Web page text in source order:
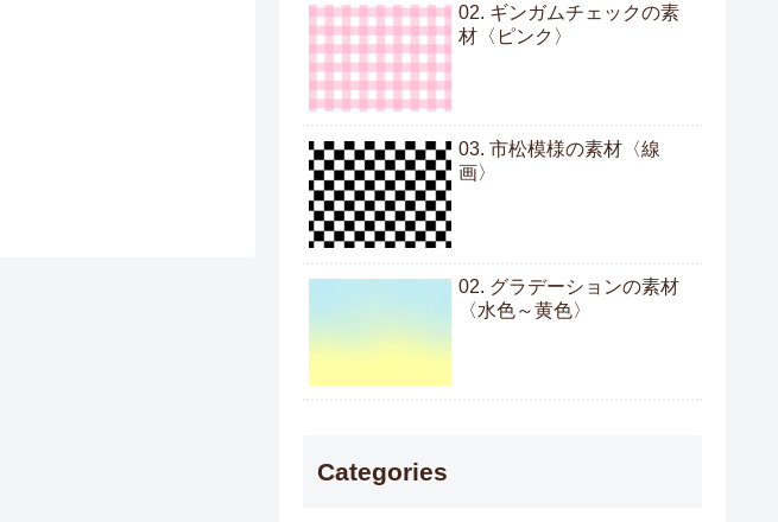
02. ギンガムチェックの素
材〈ピンク〉
03. 市松模様の素材〈線
画〉
02. グラデーションの素材
〈水色～黄色〉
Categories